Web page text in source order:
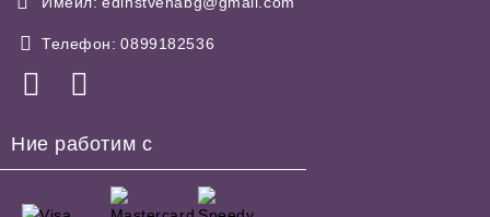
Телефон: 0899182536
Ние работим с